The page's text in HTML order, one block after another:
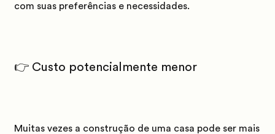
com suas preferências e necessidades.
👉 Custo potencialmente menor
Muitas vezes a construção de uma casa pode ser mais